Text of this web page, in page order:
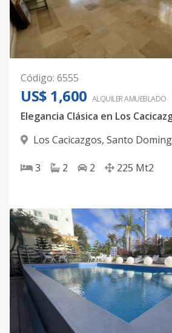
Código: 6555
US$ 1,600 ALQUILERAMUEBLADO
Los Cacicazgos, Santo
3 2 2 225 Mt2